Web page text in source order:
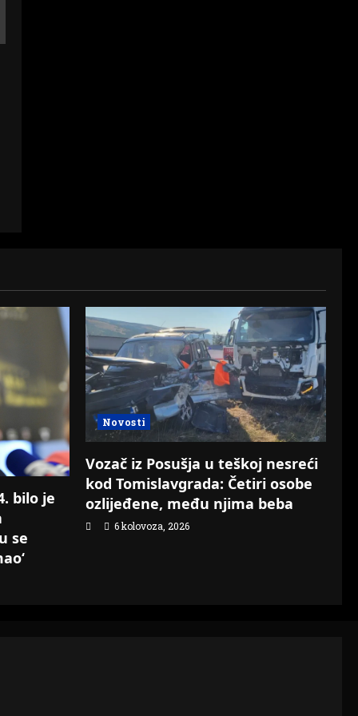
bilo je
se
Novosti
Vozač iz Posušja u teškoj nesreći
kod Tomislavgrada: Četiri osobe
ozlijeđene, među njima beba
6 kolovoza, 2026